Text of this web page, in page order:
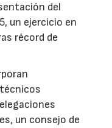
del
un ejercicio en
récord de
un consejo de